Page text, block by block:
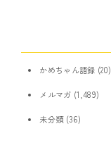
かめちゃん語録 (20)
メルマガ (1,489)
未分類(36)